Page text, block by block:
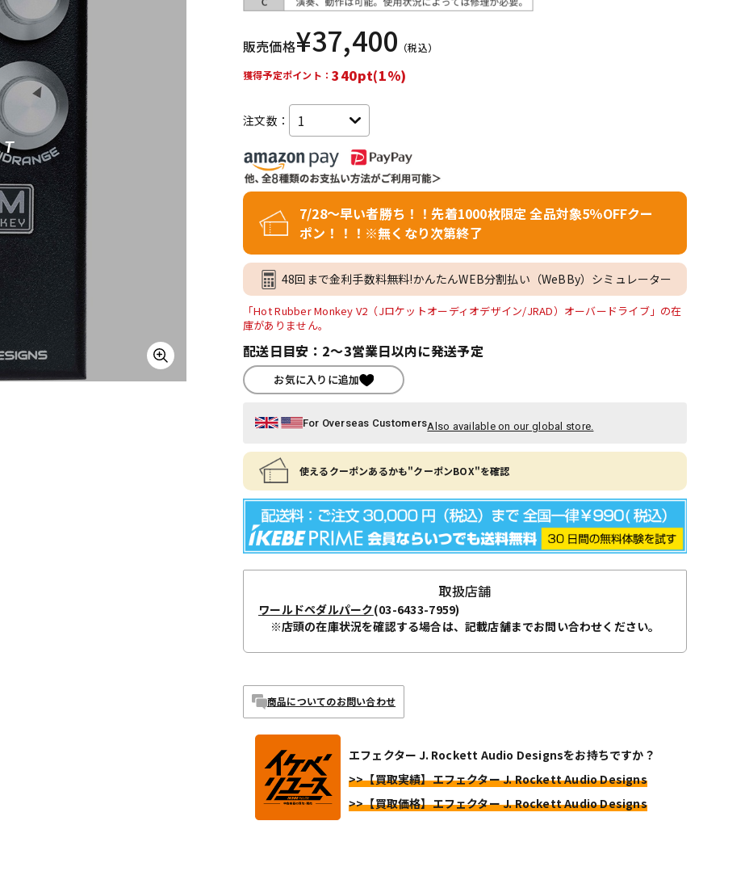
ジ
販売価格¥37,400 （税込）
獲得予定ポイント：340pt(1%)
注文数：
7/28～早い者勝ち！！先着1000枚限定 全品対象5％OFFクー
ポン！！！※無くなり次第終了
48回まで金利手数料無料!かんたんWEB分割払い（WeBBy）シミュレーター
「Hot Rubber Monkey V2（Jロケットオーディオデザイン/JRAD）オーバードライブ」の在
庫がありません。
配送日目安：2～3営業日以内に発送予定
お気に入りに追加
For Overseas CustomersAlso available on our global store.
使えるクーポンあるかも"クーポンBOX"を確認
取扱店舗
ワールドペダルパーク(03-6433-7959)
※店頭の在庫状況を確認する場合は、記載店舗までお問い合わせください。
商品についてのお問い合わせ
エフェクター J. Rockett Audio Designsをお持ちですか？
>>【買取実績】エフェクター J. Rockett Audio Designs
>>【買取価格】エフェクター J. Rockett Audio Designs